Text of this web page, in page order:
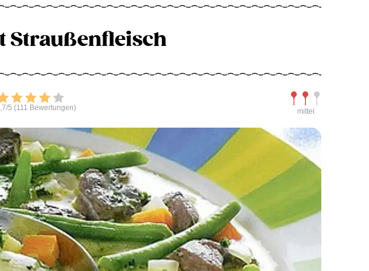
Straußenfleisch
Bewerten
5 (111 Bewertungen)
Schwierigkeit
mittel